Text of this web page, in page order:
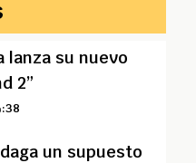
lanza su nuevo
2”
un supuesto